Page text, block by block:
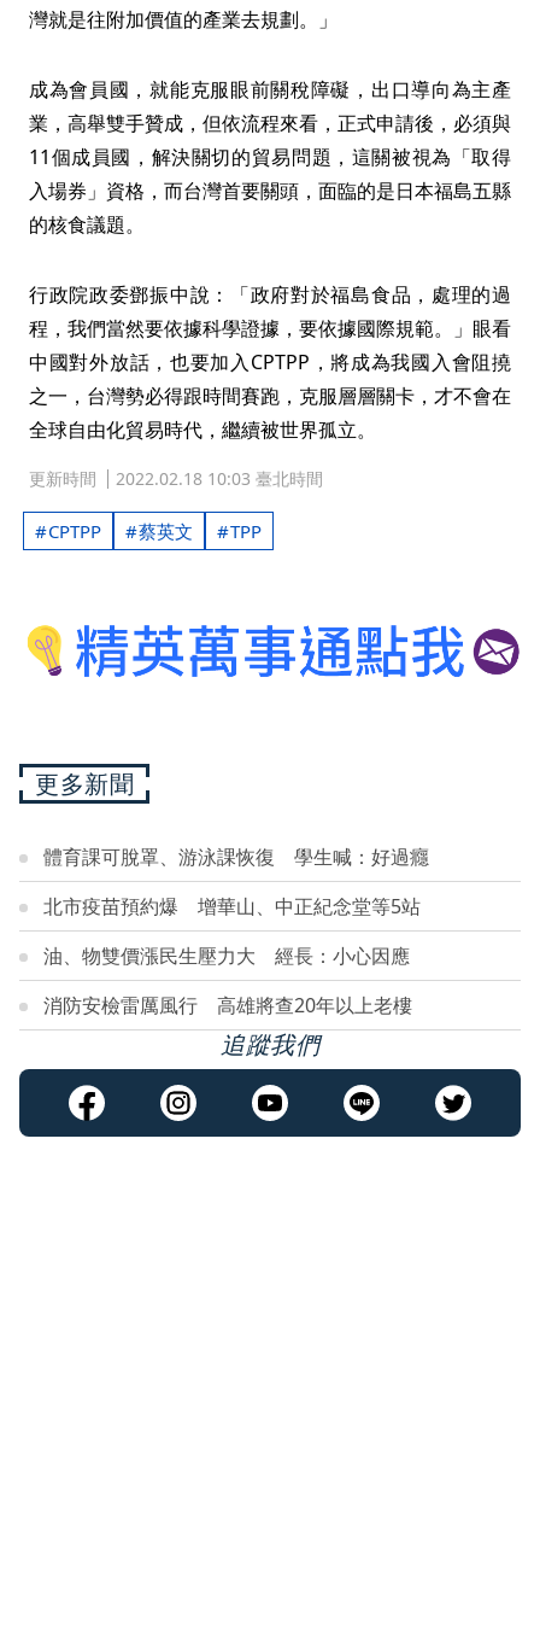
灣就是往附加價值的產業去規劃。」
成為會員國，就能克服眼前關稅障礙，出口導向為主產
業，高舉雙手贊成，但依流程來看，正式申請後，必須與
11個成員國，解決關切的貿易問題，這關被視為「取得
入場券」資格，而台灣首要關頭，面臨的是日本福島五縣
的核食議題。
行政院政委鄧振中說：「政府對於福島食品，處理的過
程，我們當然要依據科學證據，要依據國際規範。」眼看
中國對外放話，也要加入CPTPP，將成為我國入會阻撓
之一，台灣勢必得跟時間賽跑，克服層層關卡，才不會在
全球自由化貿易時代，繼續被世界孤立。
更新時間 2022.02.18 10:03 臺北時間
CPTPP 蔡英文 TPP
更多新聞
體育課可脫罩、游泳課恢復 學生喊：好過癮
北市疫苗預約爆 增華山、中正紀念堂等5站
油、物雙價漲民生壓力大 經長：小心因應
消防安檢雷厲風行 高雄將查20年以上老樓
追蹤我們